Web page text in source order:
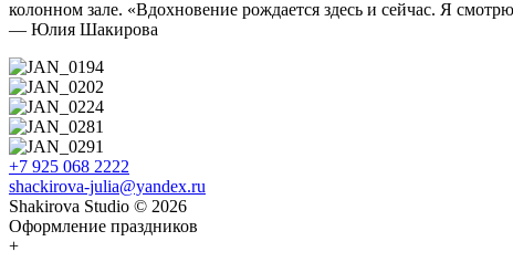
колонном зале. «Вдохновение рождается здесь и сейчас. Я
— Юлия Шакирова
+7 925 068 2222
shackirova-julia@yandex.ru
Shakirova Studio © 2026
Оформление праздников
+